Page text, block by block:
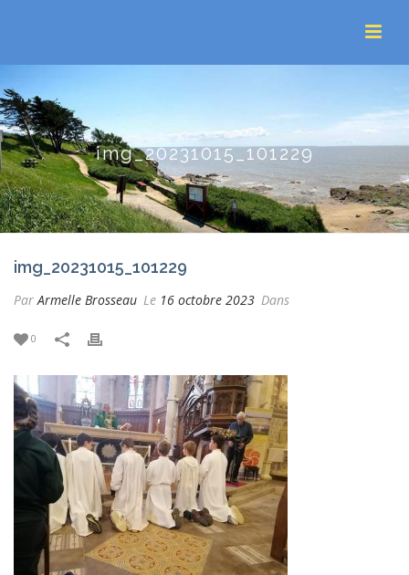
img_20231015_101229
img_20231015_101229
ParArmelle Brosseau Le 16 octobre 2023 Dans
0